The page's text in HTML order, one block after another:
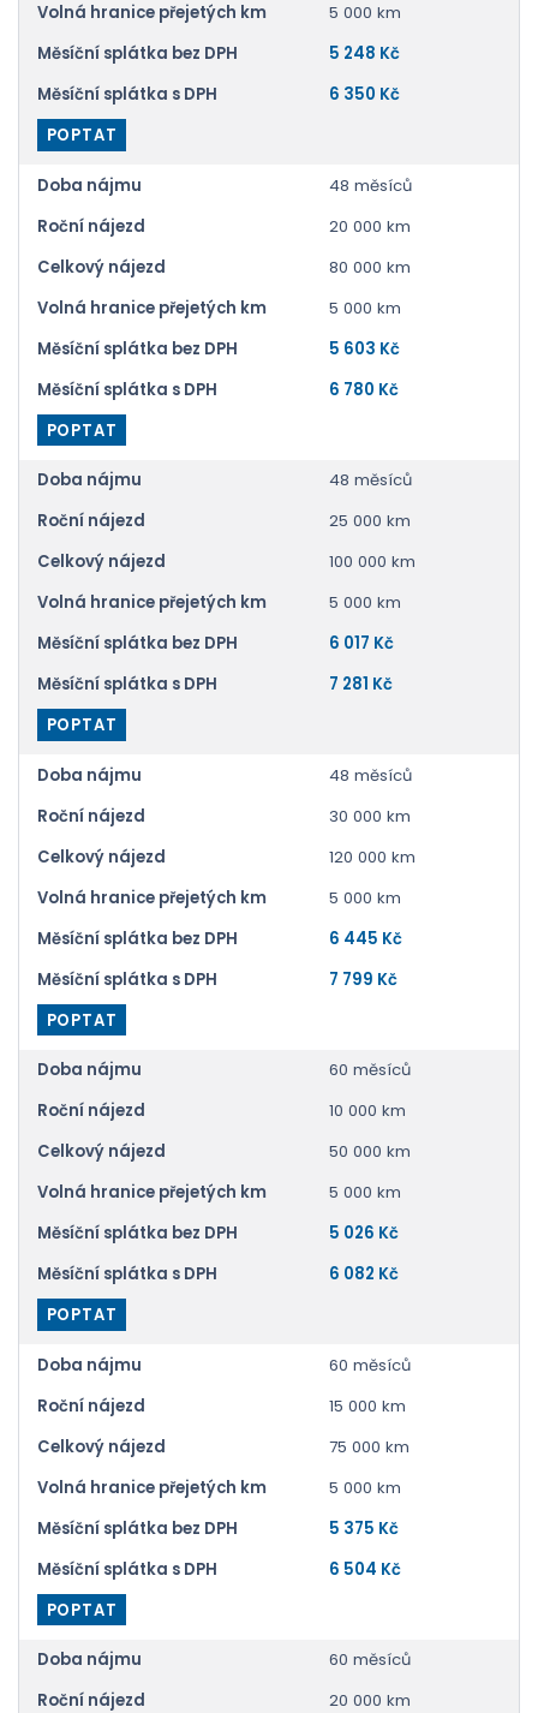
Volná hranice přejetých km
5 000 km
Měsíční splátka bez DPH
5 248 Kč
Měsíční splátka s DPH
6 350 Kč
POPTAT
Doba nájmu
48 měsíců
Roční nájezd
20 000 km
Celkový nájezd
80 000 km
Volná hranice přejetých km
5 000 km
Měsíční splátka bez DPH
5 603 Kč
Měsíční splátka s DPH
6 780 Kč
POPTAT
Doba nájmu
48 měsíců
Roční nájezd
25 000 km
Celkový nájezd
100 000 km
Volná hranice přejetých km
5 000 km
Měsíční splátka bez DPH
6 017 Kč
Měsíční splátka s DPH
7 281 Kč
POPTAT
Doba nájmu
48 měsíců
Roční nájezd
30 000 km
Celkový nájezd
120 000 km
Volná hranice přejetých km
5 000 km
Měsíční splátka bez DPH
6 445 Kč
Měsíční splátka s DPH
7 799 Kč
POPTAT
Doba nájmu
60 měsíců
Roční nájezd
10 000 km
Celkový nájezd
50 000 km
Volná hranice přejetých km
5 000 km
Měsíční splátka bez DPH
5 026 Kč
Měsíční splátka s DPH
6 082 Kč
POPTAT
Doba nájmu
60 měsíců
Roční nájezd
15 000 km
Celkový nájezd
75 000 km
Volná hranice přejetých km
5 000 km
Měsíční splátka bez DPH
5 375 Kč
Měsíční splátka s DPH
6 504 Kč
POPTAT
Doba nájmu
60 měsíců
Roční nájezd
20 000 km